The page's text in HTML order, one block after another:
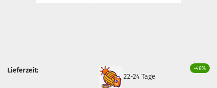
-46%
Lieferzeit:
22-24 Tage